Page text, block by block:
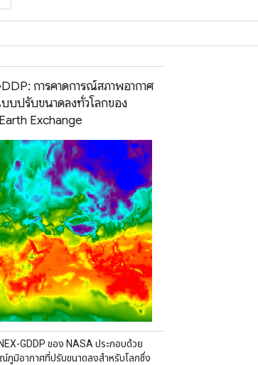
การคาดการณ์สภาพอากาศ
บปรับขนาดลงทั่วโลกของ
Exchange
GDDP ของ NASA ประกอบด้วย
ภูมิอากาศที่ปรับขนาดลงสำหรับโลกซึ่ง